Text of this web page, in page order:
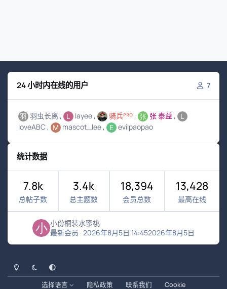
24 小时内在线的用户 7
羽虫长离 layee 骑兵ᴾᴿᴼ
张 泰益
loveABC
mascot_lee evilpaopao
统计数据
7.8k
总帖子数
3.4k
总主题数
18,394
会员总数
13,428
最高在线
小份桐装水蜜桃
最新会员 ·2026年8月5日 14:452026年8月5日
浅色模式黑暗模式系统偏好
选择语言 隐私政策 联系我们 Cookie